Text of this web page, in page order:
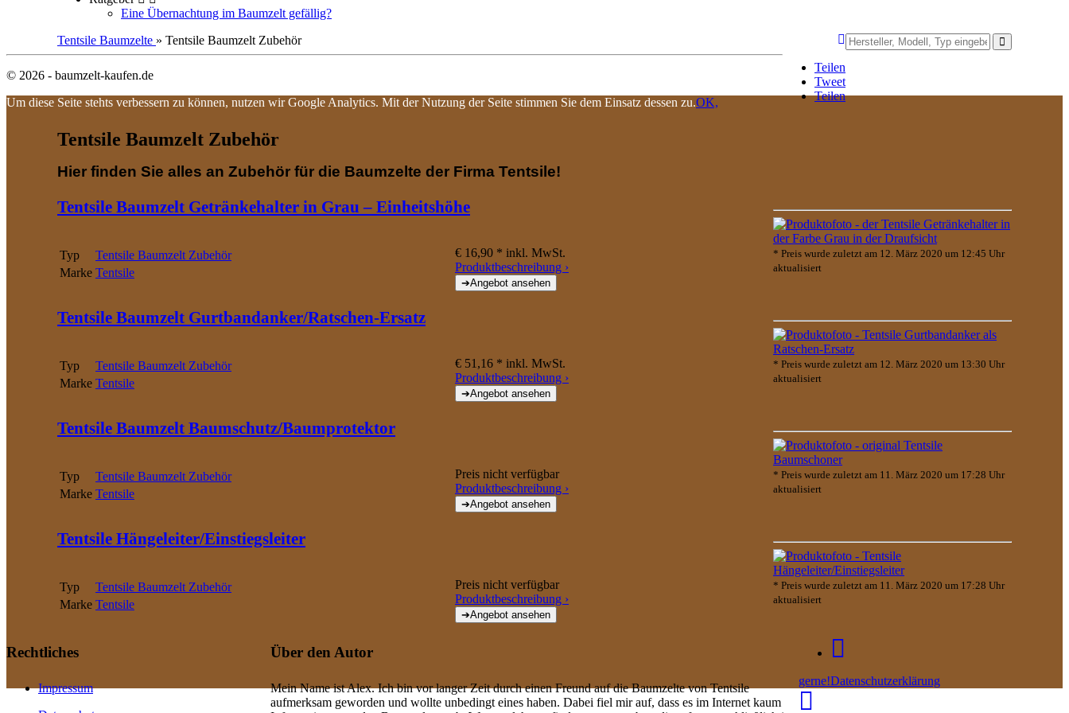
Eine Übernachtung im Baumzelt gefällig?
Tentsile Baumzelte » Tentsile Baumzelt Zubehör
Teilen
Tweet
Teilen
Tentsile Baumzelt Zubehör
Hier finden Sie alles an Zubehör für die Baumzelte der Firma Tentsile!
Tentsile Baumzelt Getränkehalter in Grau – Einheitshöhe
Typ
Tentsile Baumzelt Zubehör
Marke Tentsile
€ 16,90 * inkl. MwSt.
Produktbeschreibung ›
* Preis wurde zuletzt am 12. März 2020 um 12:45 Uhr
aktualisiert
Tentsile Baumzelt Gurtbandanker/Ratschen-Ersatz
Typ
Tentsile Baumzelt Zubehör
Marke Tentsile
€ 51,16 * inkl. MwSt.
Produktbeschreibung ›
* Preis wurde zuletzt am 12. März 2020 um 13:30 Uhr
aktualisiert
Tentsile Baumzelt Baumschutz/Baumprotektor
Typ
Tentsile Baumzelt Zubehör
Marke Tentsile
Preis nicht verfügbar
Produktbeschreibung ›
* Preis wurde zuletzt am 11. März 2020 um 17:28 Uhr
aktualisiert
Tentsile Hängeleiter/Einstiegsleiter
Typ
Tentsile Baumzelt Zubehör
Marke Tentsile
Preis nicht verfügbar
Produktbeschreibung ›
* Preis wurde zuletzt am 11. März 2020 um 17:28 Uhr
aktualisiert
Rechtliches
Impressum
Über den Autor
Mein Name ist Alex. Ich bin vor langer Zeit durch einen Freund auf die Baumzelte von Tentsile
aufmerksam geworden und wollte unbedingt eines haben. Dabei fiel mir auf, dass es im Internet kaum
© 2026 - baumzelt-kaufen.de
Um diese Seite stehts verbessern zu können, nutzen wir Google Analytics. Mit der Nutzung der Seite stimmen Sie dem Einsatz dessen zu.OK,
gerne!Datenschutzerklärung